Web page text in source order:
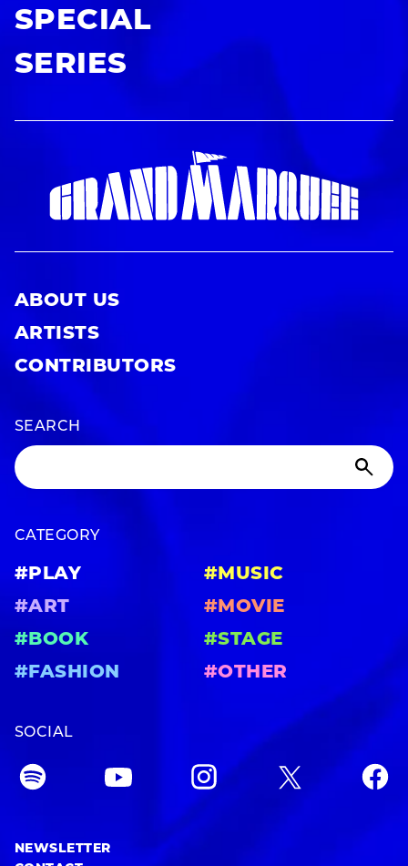
SPECIAL
SERIES
ABOUT US
ARTISTS
CONTRIBUTORS
SEARCH
CATEGORY
#PLAY
#MUSIC
#ART
#MOVIE
#BOOK
#STAGE
#FASHION
#OTHER
SOCIAL
NEWSLETTER